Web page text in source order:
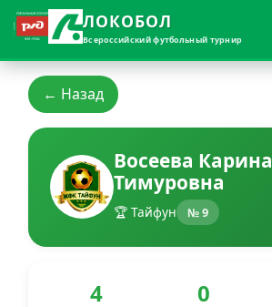
ЛОКОБОЛ
Всероссийский футбольный турнир
← Назад
Восеева Карина
Тимуровна
🏆 Тайфун № 9
4 0